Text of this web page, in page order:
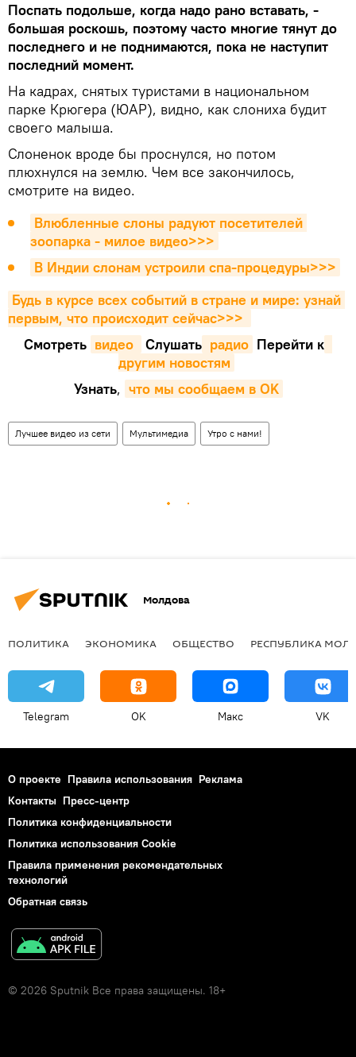
Поспать подольше, когда надо рано вставать, -
большая роскошь, поэтому часто многие тянут до
последнего и не поднимаются, пока не наступит
последний момент.
На кадрах, снятых туристами в национальном
парке Крюгера (ЮАР), видно, как слониха будит
своего малыша.
Слоненок вроде бы проснулся, но потом
плюхнулся на землю. Чем все закончилось,
смотрите на видео.
Влюбленные слоны радуют посетителей
зоопарка - милое видео>>>
В Индии слонам устроили спа-процедуры>>>
Будь в курсе всех событий в стране и мире: узнай
первым, что происходит сейчаc>>>
Смотреть видео Cлушать радио Перейти к
другим новостям
Узнать, что мы сообщаем в OK
Лучшее видео из сети Мультимедиа Утро с нами!
Молдова
ПОЛИТИКА ЭКОНОМИКА ОБЩЕСТВО РЕСПУБЛИКА
Telegram OK Макс VK
О проекте Правила использования Реклама
Контакты Пресс-центр
Политика конфиденциальности
Политика использования Cookie
Правила применения рекомендательных
технологий
Обратная связь
© 2026 Sputnik Все права защищены. 18+